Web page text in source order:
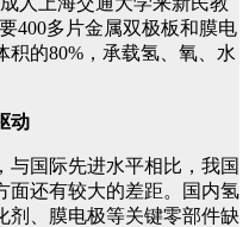
400多片金属双极板和膜电
的80%，承载氢、氧、水
动
与国际先进水平相比，我国
面还有较大的差距。国内氢
剂、膜电极等关键零部件缺